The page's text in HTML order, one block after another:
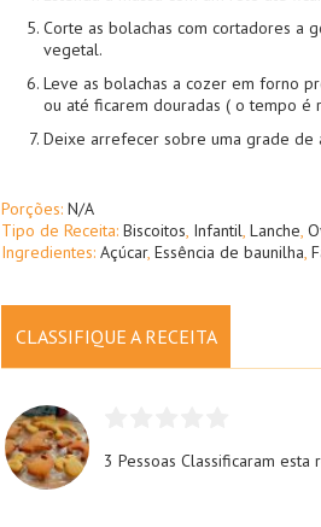
Corte as bolachas com cortadores a
vegetal.
Leve as bolachas a cozer em forno
ou até ficarem douradas ( o tempo é
Deixe arrefecer sobre uma grade de
Porções: N/A
Tipo de Receita: Biscoitos, Infantil, Lanche,
Ingredientes: Açúcar, Essência de baunilha,
CLASSIFIQUE A RECEITA
3 PessoasClassificaram esta